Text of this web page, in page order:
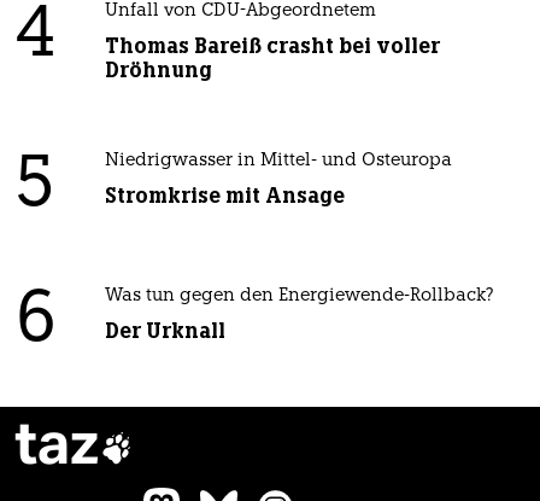
4 Unfall von CDU-Abgeordnetem
Thomas Bareiß crasht bei voller
Dröhnung
5 Niedrigwasser in Mittel- und Osteuropa
Stromkrise mit Ansage
6 Was tun gegen den Energiewende-Rollback?
Der Urknall
taz